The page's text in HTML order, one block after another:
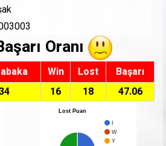
Oranı
Win Lost
Başarı
16 18 47.06
Lost Puan
W
Y